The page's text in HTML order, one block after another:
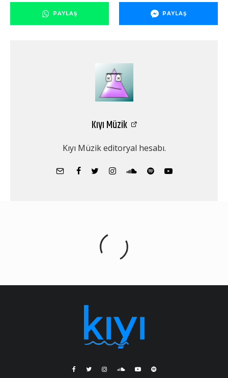
PAYLAŞ PAYLAŞ
Kıyı Müzik
Kıyı Müzik editoryal hesabı.